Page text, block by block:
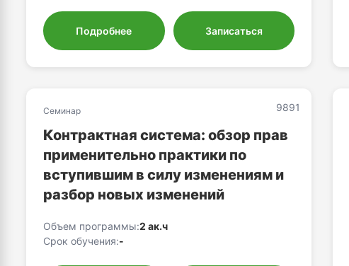
Подробнее Записаться
9891
Семинар
Контрактная система: обзор прав
применительно практики по
вступившим в силу изменениям и
разбор новых изменений
Объем программы:2 ак.ч
Срок обучения:-